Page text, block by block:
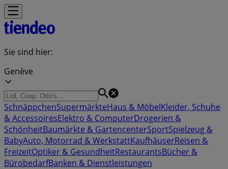
Sie sind hier:
Genève
SchnäppchenSupermärkteHaus & MöbelKleider, Schuhe
& AccessoiresElektro & ComputerDrogerien &
SchönheitBaumärkte & GartencenterSportSpielzeug &
BabyAuto, Motorrad & WerkstattKaufhäuserReisen &
FreizeitOptiker & GesundheitRestaurantsBücher &
BürobedarfBanken & Dienstleistungen